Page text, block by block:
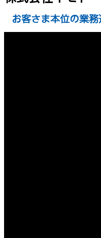
お客さま本位の業